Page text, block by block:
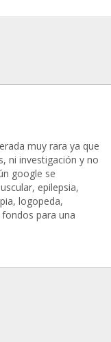
muy rara ya que
ni investigación y no
google se
epilepsia,
logopeda,
para una